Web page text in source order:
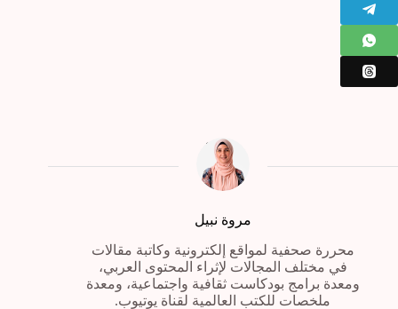
مروة نبيل
محررة صحفية لمواقع إلكترونية وكاتبة مقالات
في مختلف المجالات لإثراء المحتوى العربي،
ومعدة برامج بودكاست ثقافية واجتماعية، ومعدة
ملخصات للكتب العالمية لقناة يوتيوب.